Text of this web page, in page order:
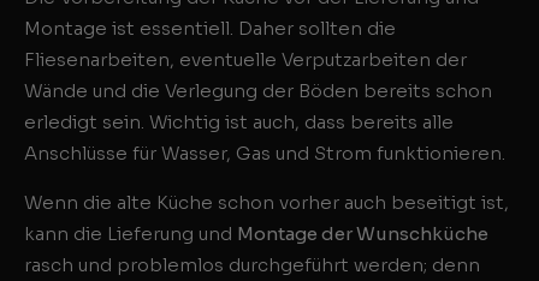
Montage ist essentiell. Daher sollten die
Fliesenarbeiten, eventuelle Verputzarbeiten der
Wände und die Verlegung der Böden bereits schon
erledigt sein. Wichtig ist auch, dass bereits alle
Anschlüsse für Wasser, Gas und Strom funktionieren.
Wenn die alte Küche schon vorher auch beseitigt ist,
kann die Lieferung und Montage der Wunschküche
rasch und problemlos durchgeführt werden; denn